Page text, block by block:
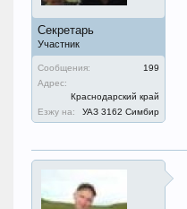
Секретарь
Участник
Сообщения:
199
Адрес:
Краснодарский край
Езжу на:
УАЗ 3162 Симбир